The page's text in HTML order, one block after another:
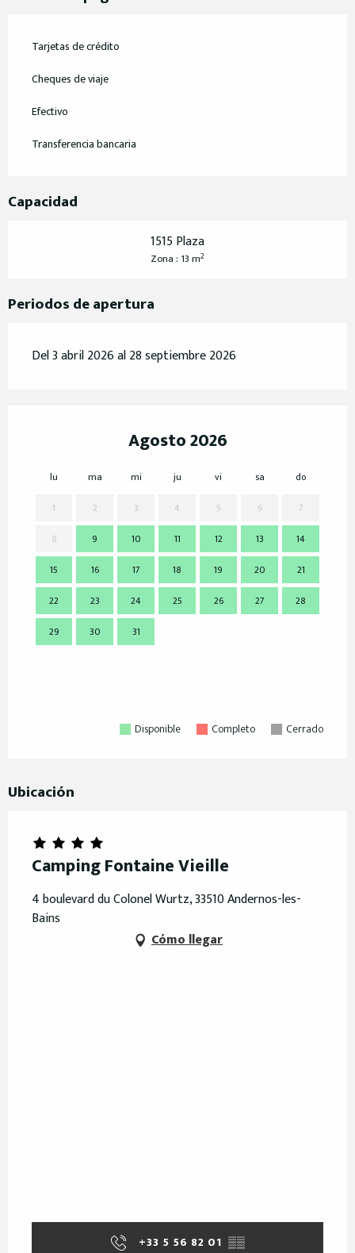
Tarjetas de crédito
Cheques de viaje
Efectivo
Transferencia bancaria
Capacidad
1515 Plaza
Zona : 13 m2
Periodos de apertura
Del 3 abril 2026 al 28 septiembre 2026
Agosto 2026
lu ma mi ju vi sa
do
1
2 3 4 5 6
7
8
9 10 11 12 13
14
15
16 17 18 19 20
21
22
23 24 25 26 27
28
29
30 31
Disponible Completo Cerrado
Ubicación
Camping Fontaine Vieille
4 boulevard du Colonel Wurtz, 33510 Andernos-les-
Bains
Cómo llegar
+33 5 56 82 01 ▒▒